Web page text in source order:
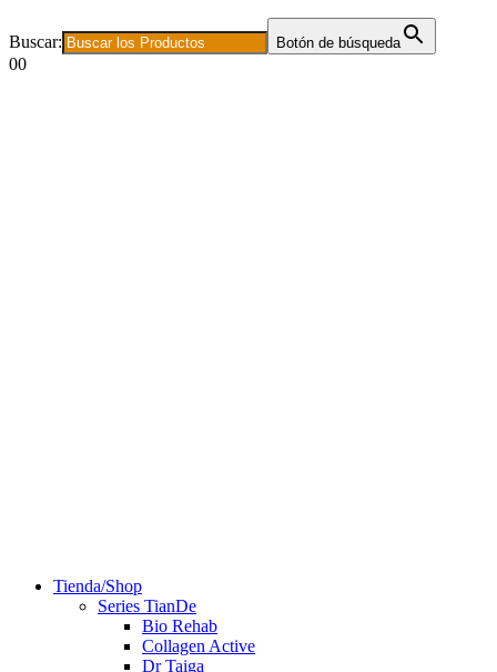
Buscar: Botón de búsqueda
00
Tienda/Shop
Series TianDe
Bio Rehab
Collagen Active
Dr Taiga